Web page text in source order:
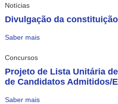
Notícias
Divulgação da
Saber mais
Concursos
Projeto de Lista Unitária
de Candidatos Admitidos/
Saber mais